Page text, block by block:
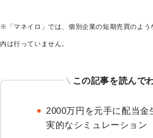
※「マネイロ」では、個別企業の短期売買のよう
内は行っていません。
この記事を読んで
2000万円を元手に配当金
実的なシミュレーション